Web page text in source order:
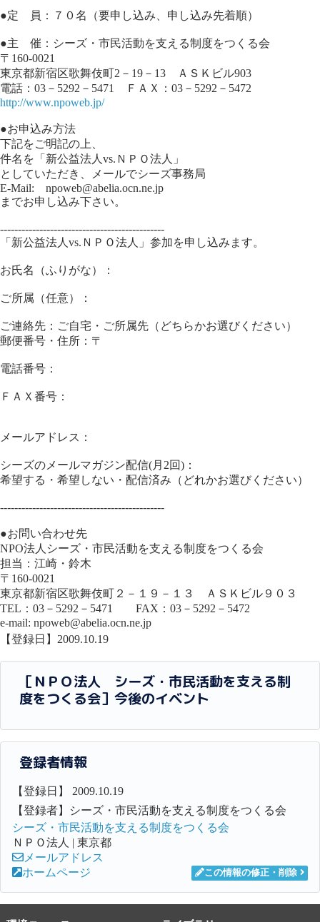
●定 員：７０名（要申し込み、申し込み先着順）
●主 催：シーズ・市民活動を支える制度をつくる会
〒160-0021
東京都新宿区歌舞伎町2－19－13 ＡＳＫビル903
電話：03－5292－5471 ＦＡＸ：03－5292－5472
http://www.npoweb.jp/
●お申込み方法
下記をご明記の上、
件名を「新公益法人vs.ＮＰＯ法人」
としていただき、メールでシーズ事務局
E-Mail: npoweb@abelia.ocn.ne.jp
までお申し込み下さい。
----------------------------------------------
「新公益法人vs.ＮＰＯ法人」参加を申し込みます。
お氏名（ふりがな）：
ご所属（任意）：
ご連絡先：ご自宅・ご所属先（どちらかお選びください）
郵便番号・住所：〒
電話番号：
ＦＡＸ番号：
メールアドレス：
シーズのメールマガジン配信(月2回)：
希望する・希望しない・配信済み（どれかお選びください）
----------------------------------------------
●お問い合わせ先
NPO法人シーズ・市民活動を支える制度をつくる会
担当：江崎・鈴木
〒160-0021
東京都新宿区歌舞伎町２－１９－１３ ＡＳＫビル９０３
TEL：03－5292－5471 FAX：03－5292－5472
e-mail: npoweb@abelia.ocn.ne.jp
【登録日】2009.10.19
［ＮＰＯ法人 シーズ・市民活動を支える制
度をつくる会］今後のイベント
登録者情報
【登録日】 2009.10.19
【登録者】シーズ・市民活動を支える制度をつくる会
シーズ・市民活動を支える制度をつくる会
ＮＰＯ法人 | 東京都
メールアドレス
ホームページ
この情報の修正・削除